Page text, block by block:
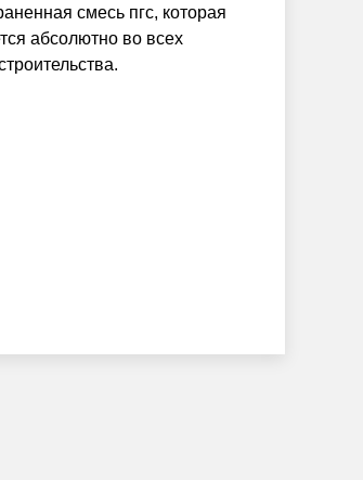
смесь пгс, которая
абсолютно во всех